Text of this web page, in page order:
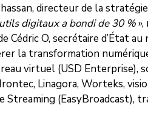
directeur de la
digitaux a bondi de 30 %
Cédric O, secrétaire d’État au
la transformation
virtuel (USD Enterprise),
Linagora, Worteks,
Streaming (EasyBroadcast),